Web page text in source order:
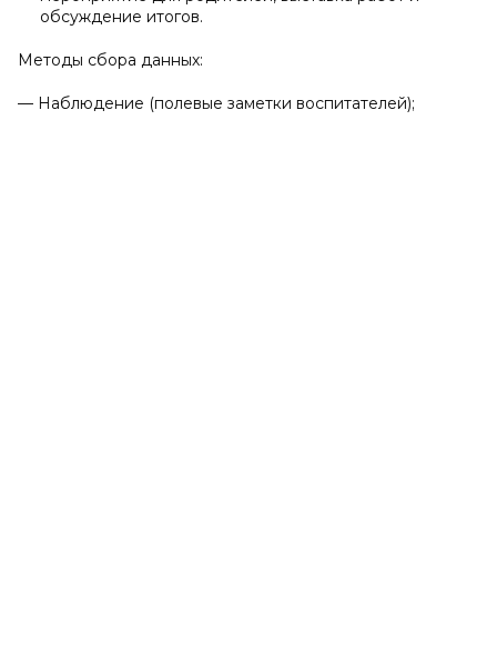
обсуждение итогов.
Методы сбора данных:
— Наблюдение (полевые заметки воспитателей);